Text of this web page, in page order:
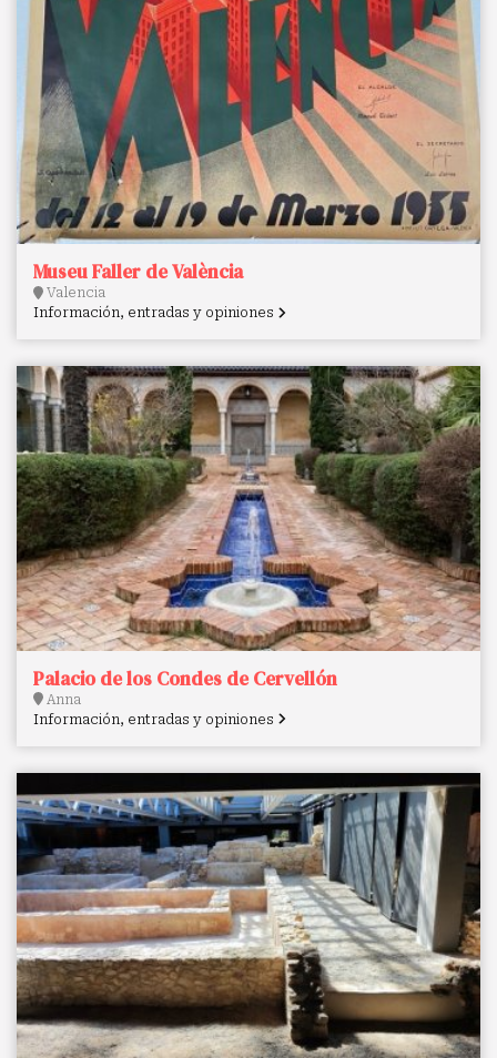
Museu Faller de València
Valencia
Información, entradas y opiniones
Palacio de los Condes de Cervellón
Anna
Información, entradas y opiniones